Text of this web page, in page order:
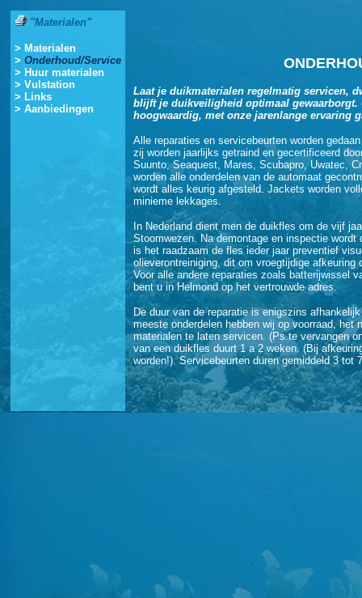
"Materialen"
> Materialen
> Onderhoud/Service
> Huur materialen
> Vulstation
> Links
> Aanbiedingen
Laat je duikmaterialen regelmatig servicen,
blijft je duikveiligheid optimaal gewaarborgt.
hoogwaardig, met onze jarenlange ervaring
Alle reparaties en servicebeurten worden
zij worden jaarlijks getraind en gecertificeerd
Suunto, Seaquest, Mares, Scubapro, Uwatec,
worden alle onderdelen van de automaat
wordt alles keurig afgesteld. Jackets worden
minieme lekkages.
In Nederland dient men de duikfles om de vijf
Stoomwezen. Na demontage en inspectie
is het raadzaam de fles ieder jaar preventief
olieverontreiniging, dit om vroegtijdige afkeuring
Voor alle andere reparaties zoals batterijwissel
bent u in Helmond op het vertrouwde adres.
De duur van de reparatie is enigszins
meeste onderdelen hebben wij op voorraad,
materialen te laten servicen. (Ps.te vervangen
van een duikfles duurt 1 a 2 weken. (Bij
worden!). Servicebeurten duren gemiddeld 3 tot